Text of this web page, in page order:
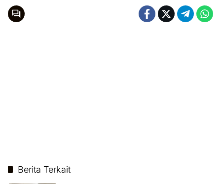
Berita Terkait